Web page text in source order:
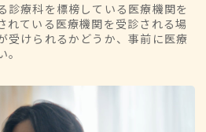
療科を標榜している医療機関を
れている医療機関を受診される場
受けられるかどうか、事前に医療